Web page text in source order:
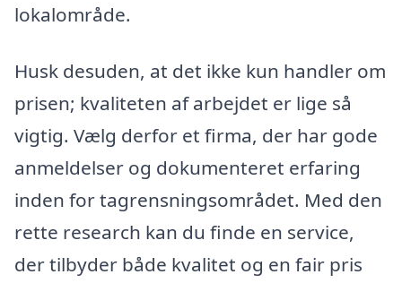
lokalområde.
Husk desuden, at det ikke kun handler om
prisen; kvaliteten af arbejdet er lige så
vigtig. Vælg derfor et firma, der har gode
anmeldelser og dokumenteret erfaring
inden for tagrensningsområdet. Med den
rette research kan du finde en service,
der tilbyder både kvalitet og en fair pris